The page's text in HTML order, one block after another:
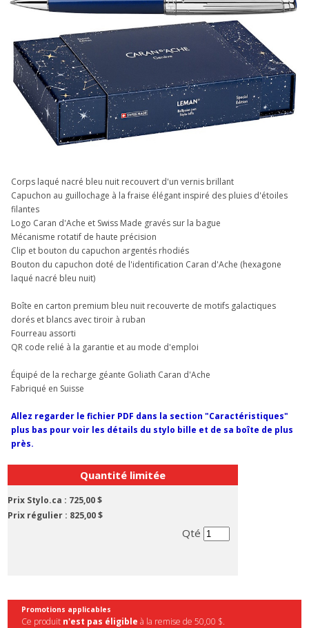
Corps laqué nacré bleu nuit recouvert d'un vernis brillant
Capuchon au guillochage à la fraise élégant inspiré des pluies d'étoiles
filantes
Logo Caran d'Ache et Swiss Made gravés sur la bague
Mécanisme rotatif de haute précision
Clip et bouton du capuchon argentés rhodiés
Bouton du capuchon doté de l'identification Caran d'Ache (hexagone
laqué nacré bleu nuit)
Boîte en carton premium bleu nuit recouverte de motifs galactiques
dorés et blancs avec tiroir à ruban
Fourreau assorti
QR code relié à la garantie et au mode d'emploi
Équipé de la recharge géante Goliath Caran d'Ache
Fabriqué en Suisse
Allez regarder le fichier PDF dans la section "Caractéristiques"
plus bas pour voir les détails du stylo bille et de sa boîte de plus
près.
Quantité limitée
Prix Stylo.ca : 725,00 $
Prix régulier : 825,00 $
Qté
Promotions applicables
Ce produit n'est pas éligible à la remise de 50,00 $.